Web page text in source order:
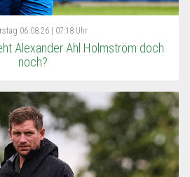
06.08.26 | 07:18 Uhr
Alexander Ahl Holmström doch
noch?